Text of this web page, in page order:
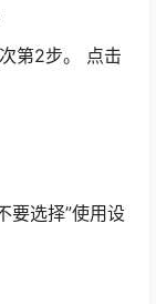
第2步。 点击
要选择”使用设